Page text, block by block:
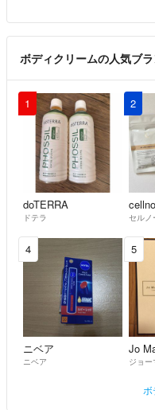
ボディクリームの人気ブ
1
doTERRA
ドテラ
2
セルノ
4
ニベア
ニベア
5
Jo
ジョー